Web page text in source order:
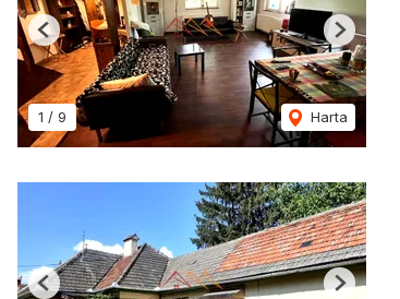
1 / 9 Harta
Previous Next
Previous Next